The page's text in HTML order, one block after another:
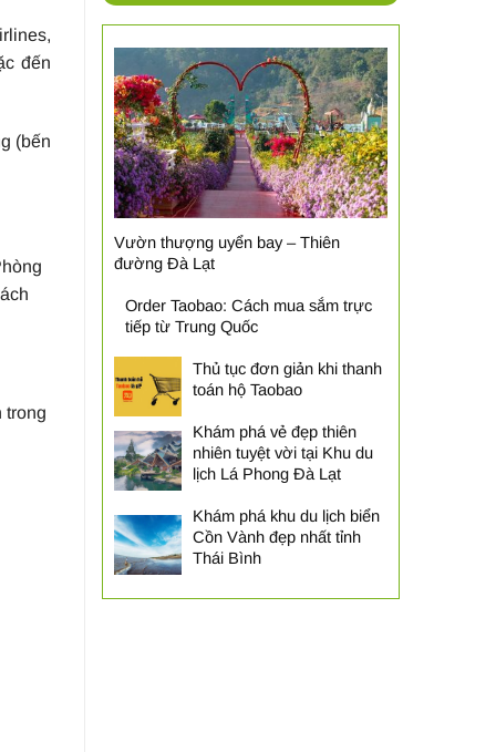
đến
(bến
trong
Vườn thượng uyển bay – Thiên
đường Đà Lạt
Order Taobao: Cách mua sắm trực
tiếp từ Trung Quốc
Thủ tục đơn giản khi thanh
toán hộ Taobao
Khám phá vẻ đẹp thiên
nhiên tuyệt vời tại Khu du
lịch Lá Phong Đà Lạt
Khám phá khu du lịch biển
Cồn Vành đẹp nhất tỉnh
Thái Bình